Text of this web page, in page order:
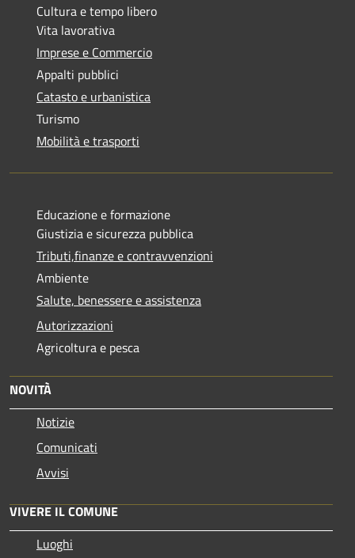
Cultura e tempo libero
Vita lavorativa
Imprese e Commercio
Appalti pubblici
Catasto e urbanistica
Turismo
Mobilità e trasporti
Educazione e formazione
Giustizia e sicurezza pubblica
Tributi,finanze e contravvenzioni
Ambiente
Salute, benessere e assistenza
Autorizzazioni
Agricoltura e pesca
NOVITÀ
Notizie
Comunicati
Avvisi
VIVERE IL COMUNE
Luoghi